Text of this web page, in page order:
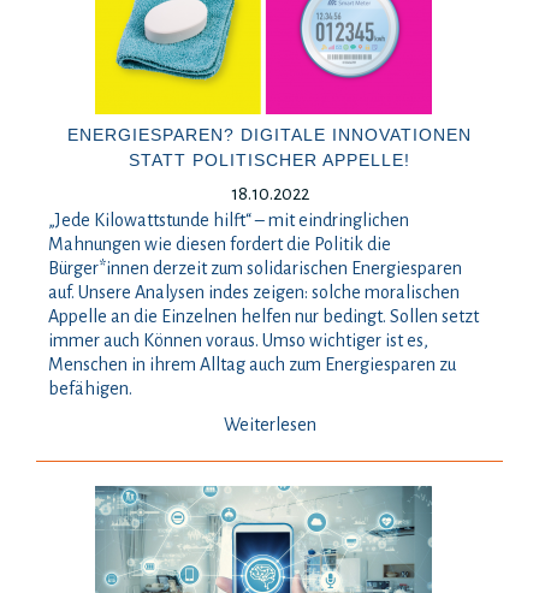
ENERGIESPAREN? DIGITALE INNOVATIONEN
STATT POLITISCHER APPELLE!
18.10.2022
„Jede Kilowattstunde hilft“ – mit eindringlichen
Mahnungen wie diesen fordert die Politik die
Bürger*innen derzeit zum solidarischen Energiesparen
auf. Unsere Analysen indes zeigen: solche moralischen
Appelle an die Einzelnen helfen nur bedingt. Sollen setzt
immer auch Können voraus. Umso wichtiger ist es,
Menschen in ihrem Alltag auch zum Energiesparen zu
befähigen.
Weiterlesen